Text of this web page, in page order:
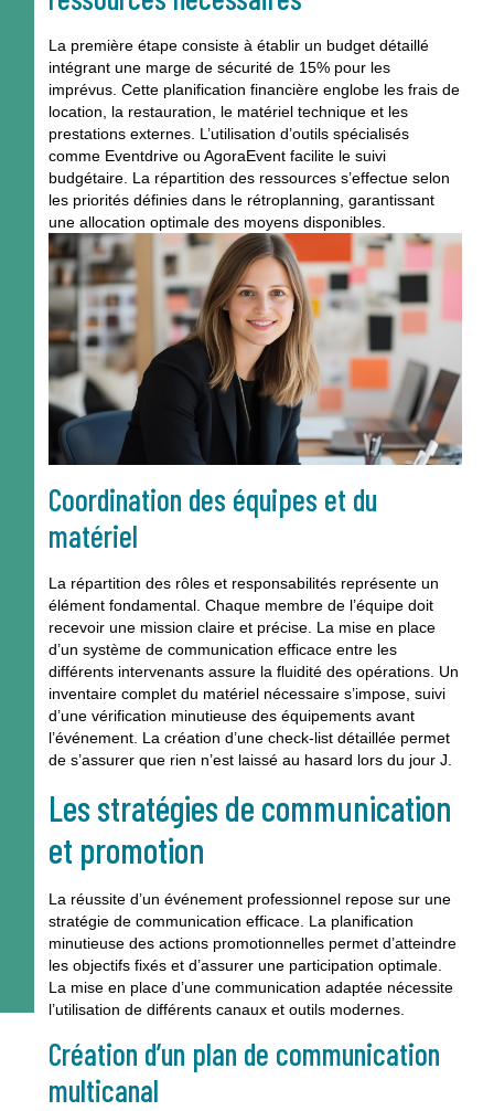
La première étape consiste à établir un budget détaillé
intégrant une marge de sécurité de 15% pour les
imprévus. Cette planification financière englobe les frais de
location, la restauration, le matériel technique et les
prestations externes. L’utilisation d’outils spécialisés
comme Eventdrive ou AgoraEvent facilite le suivi
budgétaire. La répartition des ressources s’effectue selon
les priorités définies dans le rétroplanning, garantissant
une allocation optimale des moyens disponibles.
Coordination des équipes et du
matériel
La répartition des rôles et responsabilités représente un
élément fondamental. Chaque membre de l’équipe doit
recevoir une mission claire et précise. La mise en place
d’un système de communication efficace entre les
différents intervenants assure la fluidité des opérations. Un
inventaire complet du matériel nécessaire s’impose, suivi
d’une vérification minutieuse des équipements avant
l’événement. La création d’une check-list détaillée permet
de s’assurer que rien n’est laissé au hasard lors du jour J.
Les stratégies de communication
et promotion
La réussite d’un événement professionnel repose sur une
stratégie de communication efficace. La planification
minutieuse des actions promotionnelles permet d’atteindre
les objectifs fixés et d’assurer une participation optimale.
La mise en place d’une communication adaptée nécessite
l’utilisation de différents canaux et outils modernes.
Création d’un plan de communication
multicanal